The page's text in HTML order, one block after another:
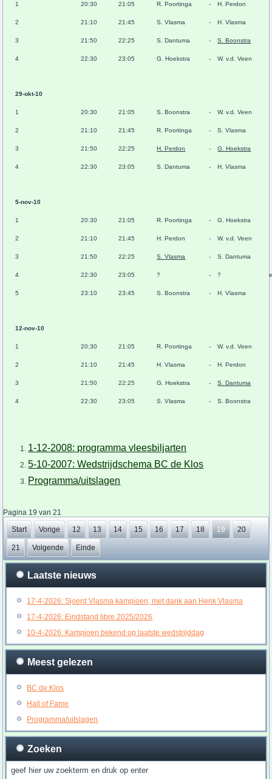
1 20:30 21:05 R. Poortinga - H. Perdon
2 21:10 21:45 S. Vlasma - H. Vlasma
3 21:50 22:25 S. Dantuma - S. Boonstra
4 22:30 23:05 G. Hoekstra - W. v.d. Veen
29-okt-10
1 20:30 21:05 S. Boonstra - W. v.d. Veen
2 21:10 21:45 R. Poortinga - S. Vlasma
3 21:50 22:25 H. Perdon - G. Hoekstra
4 22:30 23:05 S. Dantuma - H. Vlasma
5-nov-10
1 20:30 21:05 R. Poortinga - G. Hoekstra
2 21:10 21:45 H. Perdon - W. v.d. Veen
3 21:50 22:25 S. Vlasma - S. Dantuma
4 22:30 23:05 ? - ?
5 23:10 23:45 S. Boonstra - H. Vlasma
12-nov-10
1 20:30 21:05 R. Poortinga - W. v.d. Veen
2 21:10 21:45 H. Vlasma - H. Perdon
3 21:50 22:25 G. Hoekstra - S. Dantuma
4 22:30 23:05 S. Vlasma - S. Boonstra
1-12-2008: programma vleesbiljarten
5-10-2007: Wedstrijdschema BC de Klos
Programma/uitslagen
Pagina 19 van 21
Start
Vorige 12 13 14 15 16 17 18 19 20
21 Volgende Einde
Laatste nieuws
17-4-2026: Sjoerd Vlasma kampioen, met dank aan Henk Vlasma
17-4-2026: Eindstand libre 2025/2026
10-4-2026: Kampioen bekend op laatste wedstrijddag
Meest gelezen
BC de Klos
Hall of Fame
Programma/uitslagen
Zoeken